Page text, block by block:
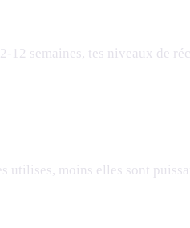
semaines, tes niveaux de
utilises, moins elles sont